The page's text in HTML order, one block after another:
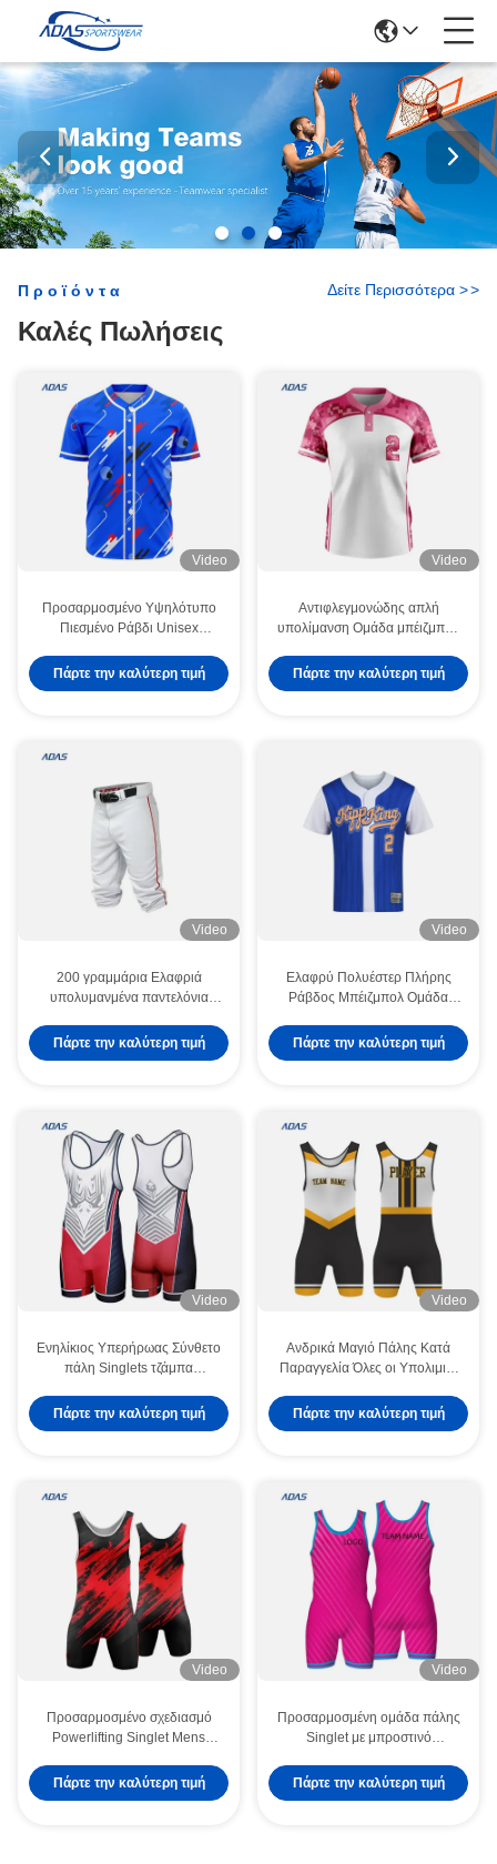
Προϊόντα
Καλές Πωλήσεις
Δείτε Περισσότερα >>
Video
Προσαρμοσμένο Υψηλότυπο
Πιεσμένο Ράβδι Unisex
Τζέρσε με το όνομα της ομάδας
Πάρτε την καλύτερη τιμή
Video
Αντιφλεγμονώδης απλή
υπολίμανση Ομάδα μπέιζμπολ
Μεταφορά εκτύπωσης
Πάρτε την καλύτερη τιμή
Video
200 γραμμάρια Ελαφριά
υπολυμανμένα παντελόνια
Πάρτε την καλύτερη τιμή
Video
Ελαφρύ Πολυέστερ Πλήρης
Ράβδος Μπέιζμπολ Ομάδα
Υψηλή Υψηλή Υψηλή
Πάρτε την καλύτερη τιμή
Video
Ενηλίκιος Υπερήρωας Σύνθετο
πάλη Singlets τζάμπα
άνδρες
Πάρτε την καλύτερη τιμή
Video
Ανδρικά Μαγιό Πάλης Κατά
Παραγγελία Όλες οι Υπολιμινέ
Πάρτε την καλύτερη τιμή
Video
Προσαρμοσμένο σχεδιασμό
Powerlifting Singlet Mens
Seamless Stitching Wrestling
Πάρτε την καλύτερη τιμή
Video
Προσαρμοσμένη ομάδα πάλης
Singlet με μπροστινό
εκτύπωση Stretch Quick Dry &
Πάρτε την καλύτερη τιμή